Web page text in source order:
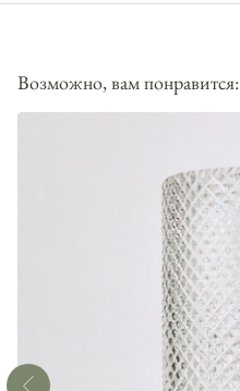
Возможно, вам понравится: